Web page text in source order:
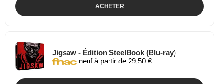
ACHETER
Jigsaw - Édition SteelBook (Blu-ray)
neuf à partir de 29,50 €